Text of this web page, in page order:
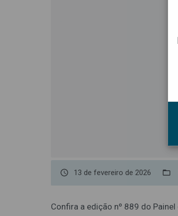
access_time 13 de fevereiro de 2026 folder_open
Confira a edição nº 889 do